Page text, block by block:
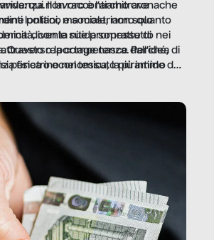
Il lavoro è l’architrave
politico e sociale, non solo
diventa nitida soprattutto nei
Questo reportage nasce dall’idea
penetrino nel tessuto più intimo
qui non raccontiamo cronache
lontani, ma mostriamo quanto
con le sue promesse di
la competenza. Perché, di
fisica o economica, la piramide del